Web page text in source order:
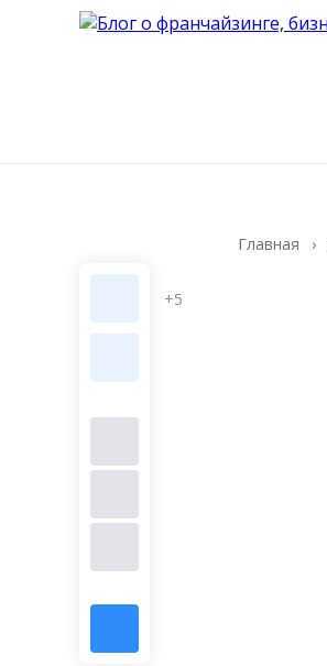
+5
Главная